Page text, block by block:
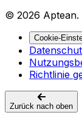
© 2026 Aptean.
Cookie-
Richtlinie
Zurück nach oben